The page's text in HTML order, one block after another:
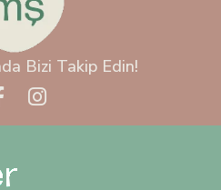
Bizi Takip Edin!